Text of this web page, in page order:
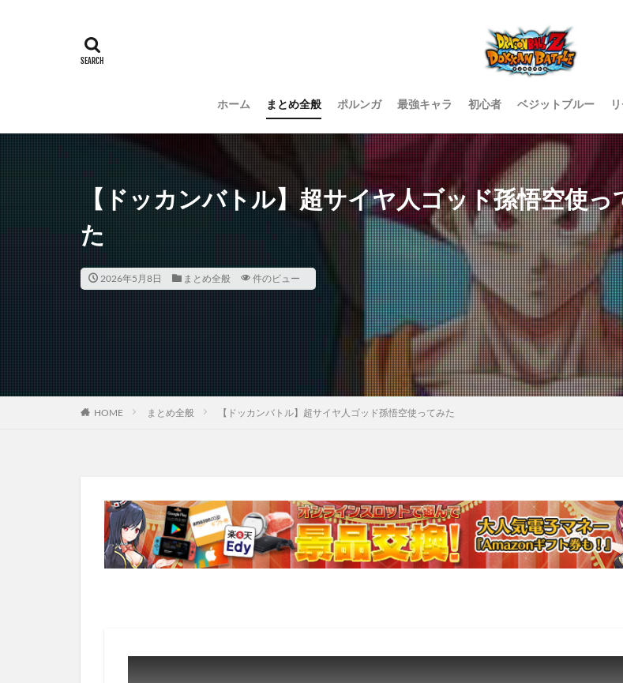
ホーム まとめ全般 ポルンガ 最強キャラ 初心者 ベジットブルー
【ドッカンバトル】超サイヤ人ゴッド孫悟空使っ
た
2026年5月8日 まとめ全般 件のビュー
HOME まとめ全般 【ドッカンバトル】超サイヤ人ゴッド孫悟空使ってみた